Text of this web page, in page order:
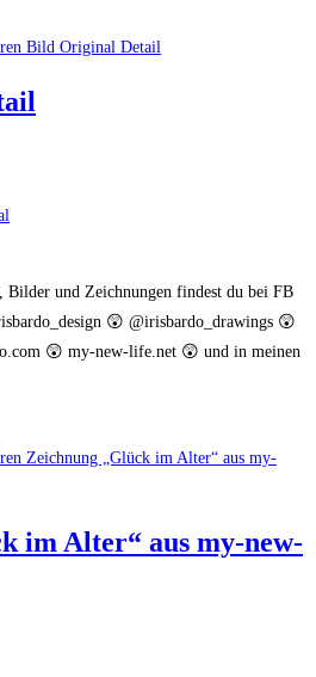
Bilder und Zeichnungen findest du bei FB
😲 @irisbardo_drawings 😲
😲 my-new-life.net 😲 und in meinen
im Alter“ aus my-new-